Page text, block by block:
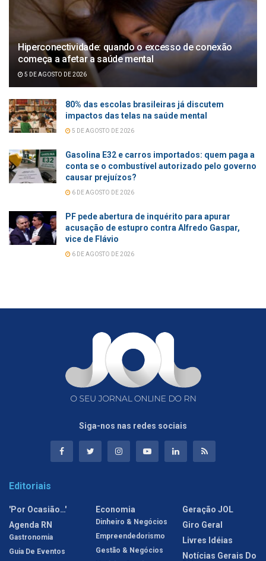
Hiperconectividade: quando o excesso de conexão
começa a afetar a saúde mental
5 DE AGOSTO DE 2026
80% das escolas brasileiras já discutem
impactos das telas na saúde mental
5 DE AGOSTO DE 2026
Gasolina E32 e carros importados: quem paga a
conta se o combustível autorizado pelo governo
causar prejuízos?
6 DE AGOSTO DE 2026
PF pede abertura de inquérito para apurar
acusação de estupro contra Alfredo Gaspar,
vice de Flávio
6 DE AGOSTO DE 2026
Siga-nos nas redes sociais
Editoriais
'Por Ocasião…'
Agenda RN
Gastronomia
Guia De Eventos
Economia
Dinheiro & Negócios
Empreendedorismo
Gestão & Negócios
Geração JOL
Giro Geral
Livres Idéias
Notícias Gerais Do